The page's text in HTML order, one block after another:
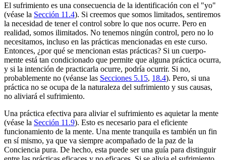
El sufrimiento es una consecuencia de la identificación con el "yo"
(véase la Sección 11.4). Si creemos que somos limitados, sentiremos
la necesidad de tener el control sobre lo que nos ocurre. Pero en
realidad, somos ilimitados. No tenemos ningún control, pero no lo
necesitamos, incluso en las prácticas mencionadas en este curso.
Entonces, ¿por qué se mencionan estas prácticas? Si un cuerpo-
mente está tan condicionado que permite que alguna práctica ocurra,
y si la intención de practicarla ocurre, podría ocurrir. Si no,
probablemente no (véanse las Secciones 5.15, 18.4). Pero, si una
práctica no se ocupa de la naturaleza del sufrimiento y sus causas,
no aliviará el sufrimiento.
Una práctica efectiva para aliviar el sufrimiento es aquietar la mente
(véase la Sección 11.9). Esto es necesario para el eficiente
funcionamiento de la mente. Una mente tranquila es también un fin
en sí mismo, ya que va siempre acompañado de la paz de la
Conciencia pura. De hecho, esta puede ser una guía para distinguir